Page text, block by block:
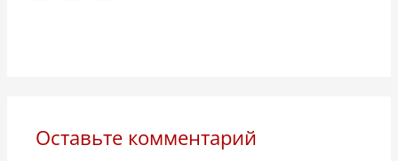
Оставьте комментарий